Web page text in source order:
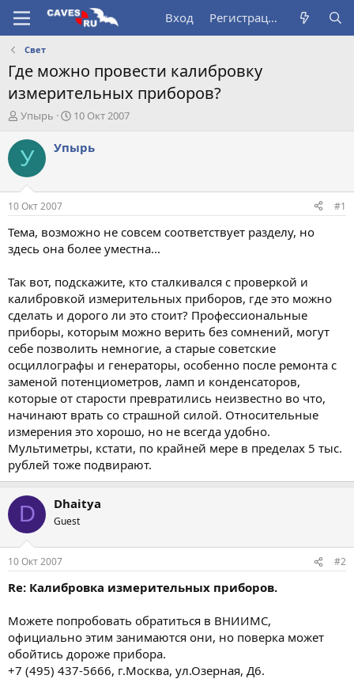
Вход Регистрация
Свет
Где можно провести калибровку
измерительных приборов?
А
т
о
т
е
м
ы
Упырь
Д
т
а
л
а
10 Окт 2007
У Упырь
10 Окт 2007 #1
Тема, возможно не совсем соответствует разделу, но
здесь она более уместна...
Так вот, подскажите, кто сталкивался с проверкой и
калибровкой измерительных приборов, где это можно
сделать и дорого ли это стоит? Профессиональные
приборы, которым можно верить без сомнений, могут
себе позволить немногие, а старые советские
осциллографы и генераторы, особенно после ремонта с
заменой потенциометров, ламп и конденсаторов,
которые от старости превратились неизвестно во что,
начинают врать со страшной силой. Относительные
измерения это хорошо, но не всегда удобно.
Мультиметры, кстати, по крайней мере в пределах 5 тыс.
рублей тоже подвирают.
D Dhaitya
Guest
10 Окт 2007 #2
Re: Калибровка измерительных приборов.
Можете попробовать обратиться в ВНИИМС,
официально этим занимаются они, но поверка может
обойтись дороже прибора.
+7 (495) 437-5666, г.Москва, ул.Озерная, Д6.